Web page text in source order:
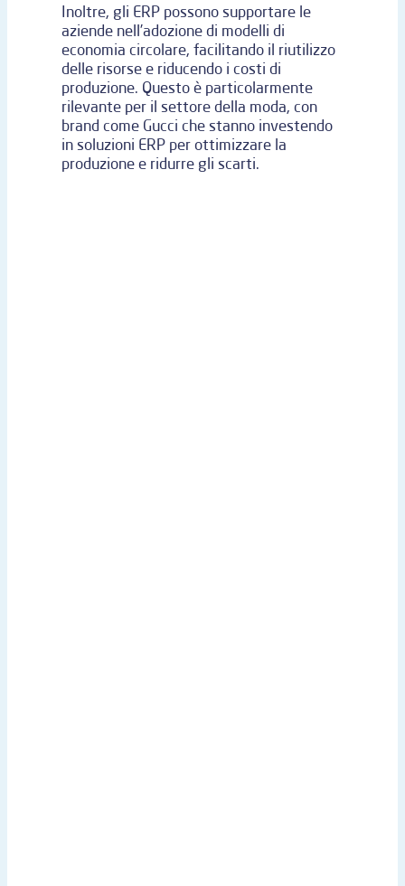
Inoltre, gli ERP possono supportare le
aziende nell’adozione di modelli di
economia circolare, facilitando il riutilizzo
delle risorse e riducendo i costi di
produzione. Questo è particolarmente
rilevante per il settore della moda, con
brand come Gucci che stanno investendo
in soluzioni ERP per ottimizzare la
produzione e ridurre gli scarti.